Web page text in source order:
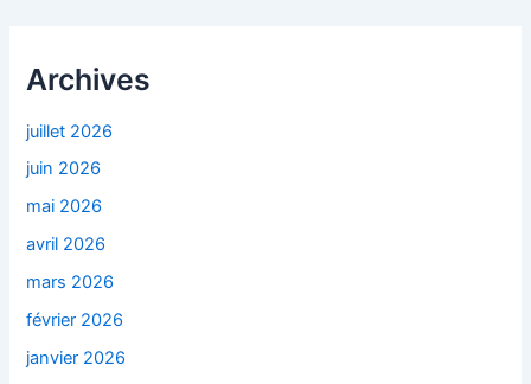
Archives
juillet 2026
juin 2026
mai 2026
avril 2026
mars 2026
février 2026
janvier 2026